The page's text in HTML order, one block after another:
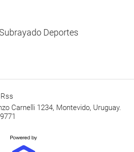
Deportes
Rss
Carnelli 1234, Montevido, Uruguay.